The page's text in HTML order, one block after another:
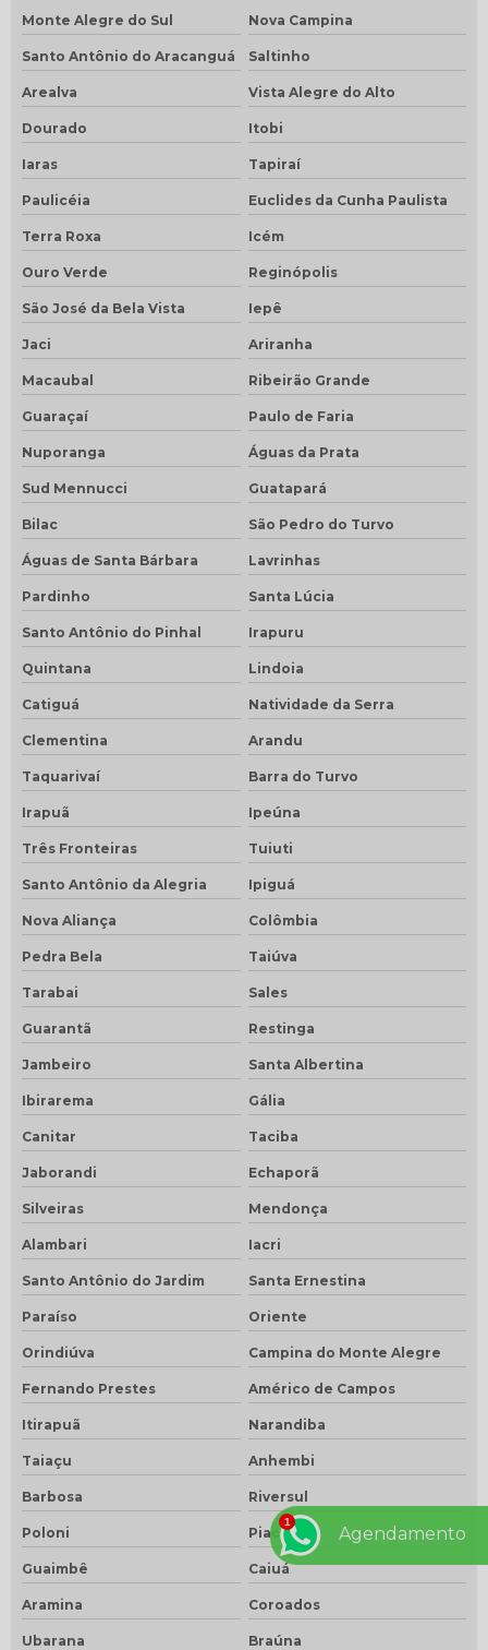
Monte Alegre do Sul Nova Campina
Santo Antônio do Aracanguá Saltinho
Arealva Vista Alegre do Alto
Dourado Itobi
Iaras Tapiraí
Paulicéia Euclides da Cunha Paulista
Terra Roxa Icém
Ouro Verde Reginópolis
São José da Bela Vista Iepê
Jaci Ariranha
Macaubal Ribeirão Grande
Guaraçaí Paulo de Faria
Nuporanga Águas da Prata
Sud Mennucci Guatapará
Bilac São Pedro do Turvo
Águas de Santa Bárbara Lavrinhas
Pardinho Santa Lúcia
Santo Antônio do Pinhal Irapuru
Quintana Lindoia
Catiguá Natividade da Serra
Clementina Arandu
Taquarivaí Barra do Turvo
Irapuã Ipeúna
Três Fronteiras Tuiuti
Santo Antônio da Alegria Ipiguá
Nova Aliança Colômbia
Pedra Bela Taiúva
Tarabai Sales
Guarantã Restinga
Jambeiro Santa Albertina
Ibirarema Gália
Canitar Taciba
Jaborandi Echaporã
Silveiras Mendonça
Alambari Iacri
Santo Antônio do Jardim Santa Ernestina
Paraíso Oriente
Orindiúva Campina do Monte Alegre
Fernando Prestes Américo de Campos
Itirapuã Narandiba
Taiaçu Anhembi
Barbosa Riversul
Poloni Piacatu
Guaimbê Caiuá
Aramina Coroados
Ubarana Braúna
Agendamento